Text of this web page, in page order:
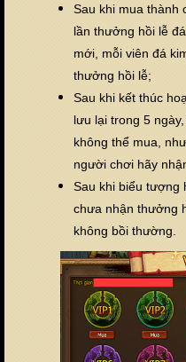
Sau khi mua thành
lần thưởng hồi lễ
mới, mỗi viên đá
thưởng hồi lễ;
Sau khi kết thúc
lưu lại trong 5
không thể mua,
người chơi hãy
Sau khi biểu tượng
chưa nhận thưởng
không bồi thường.